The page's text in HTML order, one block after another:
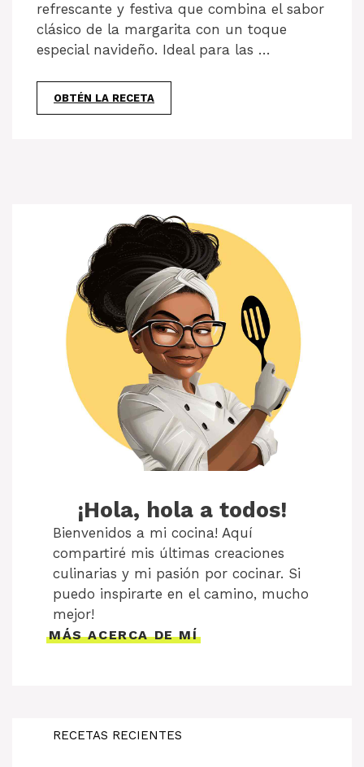
refrescante y festiva que combina el sabor
clásico de la margarita con un toque
especial navideño. Ideal para las …
OBTÉN LA RECETA
¡Hola, hola a todos!
Bienvenidos a mi cocina! Aquí
compartiré mis últimas creaciones
culinarias y mi pasión por cocinar. Si
puedo inspirarte en el camino, mucho
mejor!
MÁS ACERCA DE MÍ
RECETAS RECIENTES